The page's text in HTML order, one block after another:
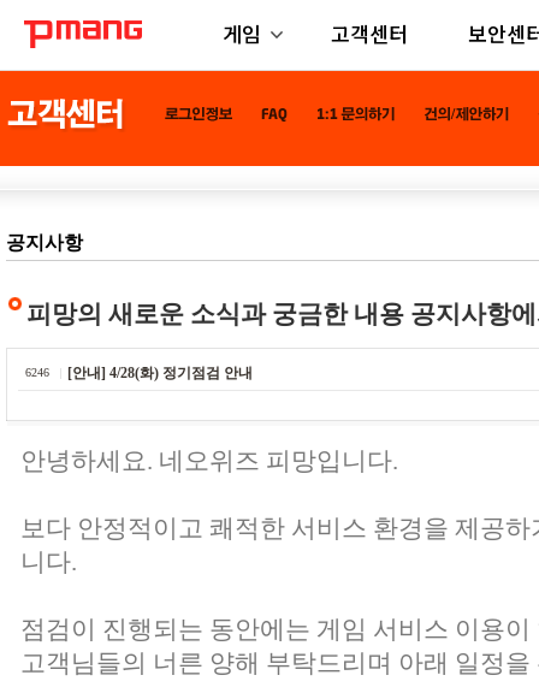
게임 고객센터 보안센
공지사항
피망의 새로운 소식과 궁금한 내용 공지사항
6246 [안내] 4/28(화) 정기점검 안내
안녕하세요. 네오위즈 피망입니다.
보다 안정적이고 쾌적한 서비스 환경을 제공
니다.
점검이 진행되는 동안에는 게임 서비스 이용
고객님들의 너른 양해 부탁드리며 아래 일정